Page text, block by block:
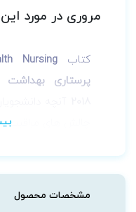
مروری در مورد
کتاب
پرستاری بهداشت
چالش های مراقبت
هم روانشناختی
استفاده در
مشخصات محصول